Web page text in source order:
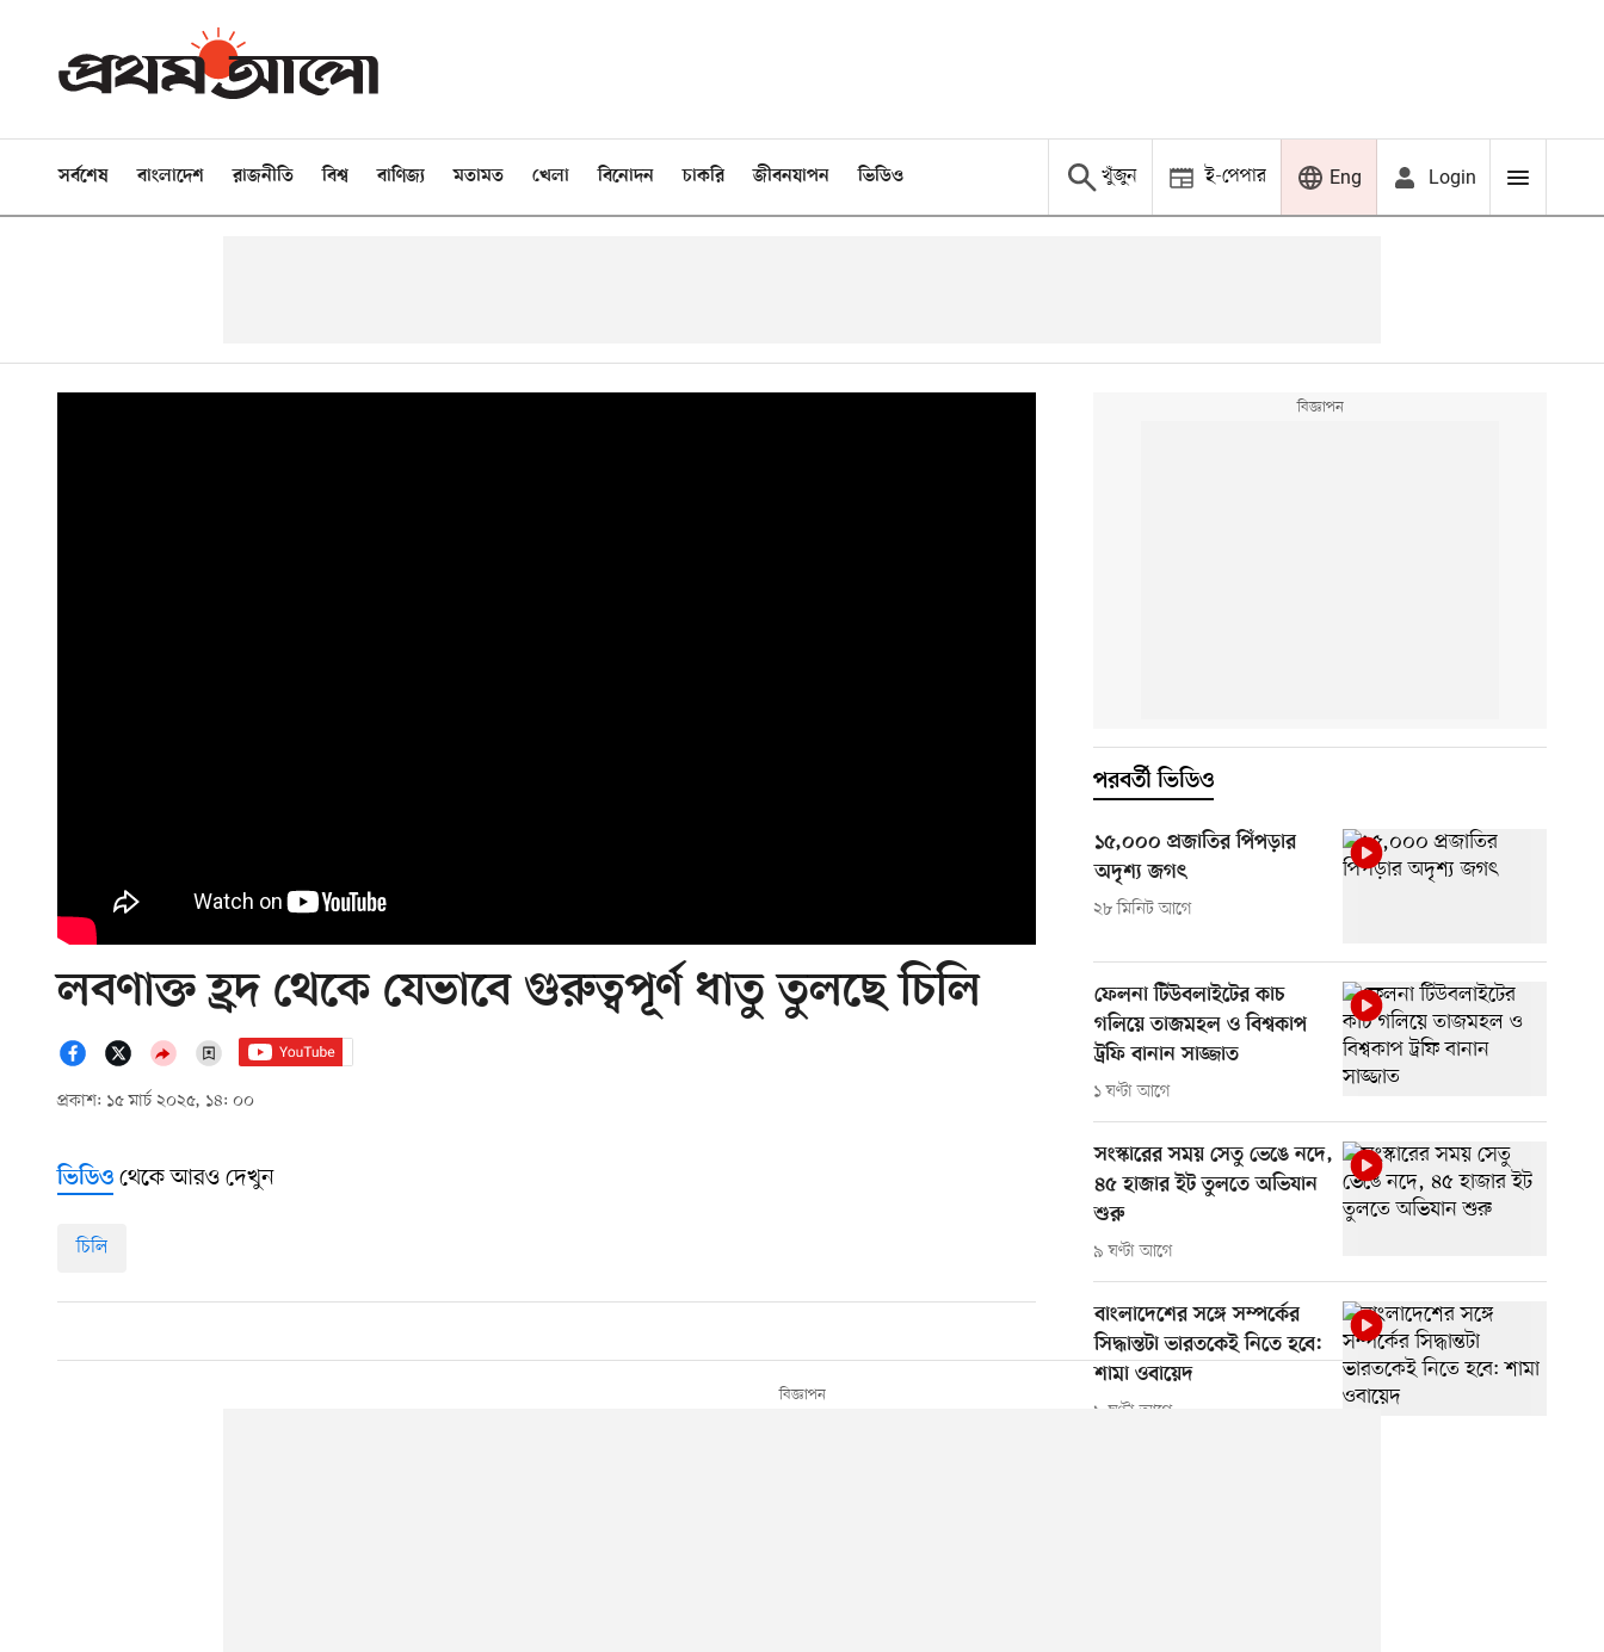
সর্বশেষ বাংলাদেশ রাজনীতি বিশ্ব বাণিজ্য মতামত খেলা বিনোদন চাকরি জীবনযাপন ভিডিও খুঁজুন ই-পেপার Eng Login
লবণাক্ত হ্রদ থেকে যেভাবে গুরুত্বপূর্ণ ধাতু তুলছে চিলি
প্রকাশ: ১৫ মার্চ ২০২৫, ১৪: ০০
পরবর্তী ভিডিও
১৫,০০০ প্রজাতির পিঁপড়ার
অদৃশ্য জগৎ
২৮ মিনিট আগে
ফেলনা টিউবলাইটের কাচ
গলিয়ে তাজমহল ও বিশ্বকাপ
ট্রফি বানান সাজ্জাত
১ ঘণ্টা আগে
সংস্কারের সময় সেতু ভেঙে নদে,
৪৫ হাজার ইট তুলতে অভিযান
শুরু
৯ ঘণ্টা আগে
বাংলাদেশের সঙ্গে সম্পর্কের
সিদ্ধান্তটা ভারতকেই নিতে হবে:
শামা ওবায়েদ
৯ ঘণ্টা আগে
ভিডিও থেকে আরও দেখুন
চিলি